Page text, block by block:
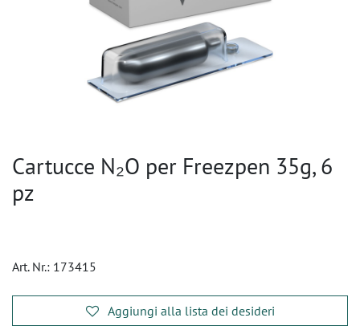
Cartucce N₂O per Freezpen 35g, 6
pz
Art. Nr.: 173415
Aggiungi alla lista dei desideri